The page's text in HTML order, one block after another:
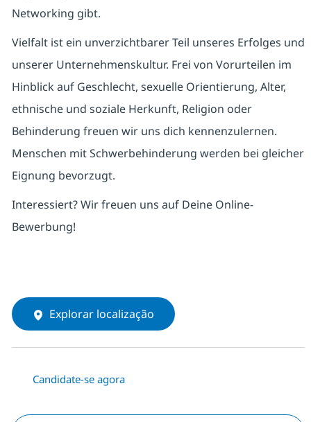
Networking gibt.
Vielfalt ist ein unverzichtbarer Teil unseres Erfolges und
unserer Unternehmenskultur. Frei von Vorurteilen im
Hinblick auf Geschlecht, sexuelle Orientierung, Alter,
ethnische und soziale Herkunft, Religion oder
Behinderung freuen wir uns dich kennenzulernen.
Menschen mit Schwerbehinderung werden bei gleicher
Eignung bevorzugt.
Interessiert? Wir freuen uns auf Deine Online-
Bewerbung!
Explorar localização
Candidate-se agora